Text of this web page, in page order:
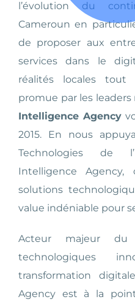
l’évolution du
Cameroun en
de proposer aux
services dans le
réalités locales
promue par les
Intelligence Agency
2015. En nous
Technologies de
Intelligence
solutions
value indéniable pour
Acteur majeur du
technologiques
transformation
Agency est à la